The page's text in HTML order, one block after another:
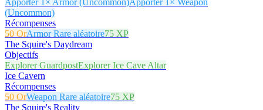
Apporter 1× Armor (Uncommon)Apporter 1× Weapon
(Uncommon)
Récompenses
50 OrArmor Rare aléatoire75 XP
The Squire's Daydream
Objectifs
Explorer GuardpostExplorer Ice Cave Altar
Ice Cavern
Récompenses
50 OrWeapon Rare aléatoire75 XP
The Squire's Reality